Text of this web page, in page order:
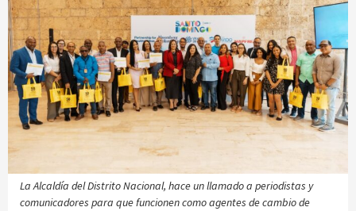
La Alcaldía del Distrito Nacional, hace un llamado a periodistas y
comunicadores para que funcionen como agentes de cambio de